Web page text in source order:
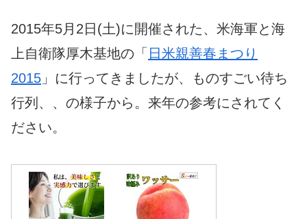
2015年5月2日(土)に開催された、米海軍と海
上自衛隊厚木基地の「 日米親善春まつり
2015 」に行ってきましたが、ものすごい待ち
行列、、の様子から。来年の参考にされてく
ださい。